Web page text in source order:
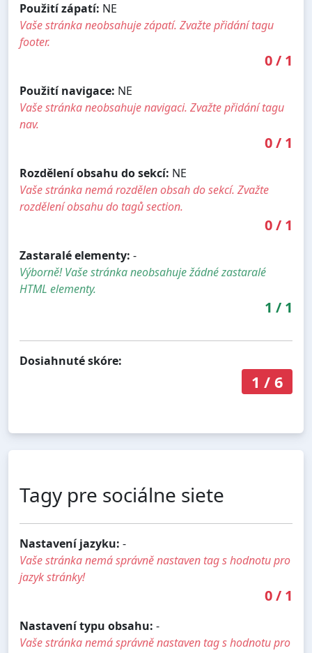
Použití zápatí: NE
Vaše stránka neobsahuje zápatí. Zvažte přidání tagu
footer.
0/ 1
Použití navigace: NE
Vaše stránka neobsahuje navigaci. Zvažte přidání tagu
nav.
0/ 1
Rozdělení obsahu do sekcí: NE
Vaše stránka nemá rozdělen obsah do sekcí. Zvažte
rozdělení obsahu do tagů section.
0/ 1
Zastaralé elementy: -
Výborně! Vaše stránka neobsahuje žádné zastaralé
HTML elementy.
1 / 1
Dosiahnuté skóre:
1 / 6
Tagy pre sociálne siete
Nastavení jazyku: -
Vaše stránka nemá správně nastaven tag s hodnotu pro
jazyk stránky!
0/ 1
Nastavení typu obsahu: -
Vaše stránka nemá správně nastaven tag s hodnotu pro